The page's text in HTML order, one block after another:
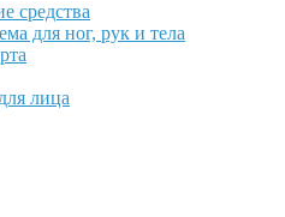
средства
для ног, рук и тела
лица